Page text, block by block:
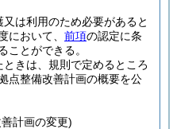
は利用のため必要があると
において、 前項の認定に条
ことができる。
ときは、規則で定めるところ
点整備改善計画の概要を公
計画の変更)